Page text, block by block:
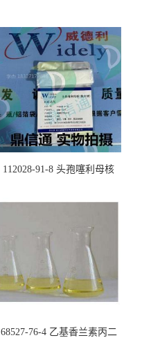
112028-91-8 头孢噻利母核
68527-76-4 乙基香兰素丙二